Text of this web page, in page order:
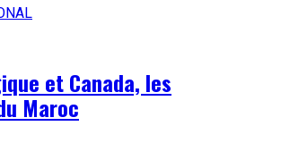
et Canada, les
Maroc